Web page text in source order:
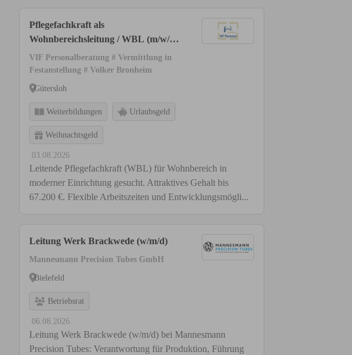
Pflegefachkraft als
Wohnbereichsleitung / WBL (m/w/d)
bis 67.200 € | Raum Gütersloh
VIF Personalberatung # Vermittlung in
Festanstellung # Volker Bronheim
Gütersloh
Weiterbildungen Urlaubsgeld
Weihnachtsgeld
03.08.2026
Leitende Pflegefachkraft (WBL) für Wohnbereich in
moderner Einrichtung gesucht. Attraktives Gehalt bis
67.200 €. Flexible Arbeitszeiten und Entwicklungsmögli...
Leitung Werk Brackwede (w/m/d)
Mannesmann Precision Tubes GmbH
Bielefeld
Betriebsrat
06.08.2026
Leitung Werk Brackwede (w/m/d) bei Mannesmann
Precision Tubes: Verantwortung für Produktion, Führung